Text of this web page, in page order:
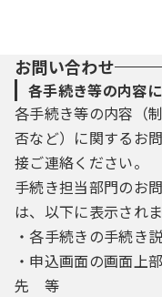
お問い合わせ
各手続き等の内容
各手続き等の内容（
否など）に関するお
接ご連絡ください。
手続き担当部門のお
は、以下に表示され
・各手続きの手続き
・申込画面の画面上
先 等